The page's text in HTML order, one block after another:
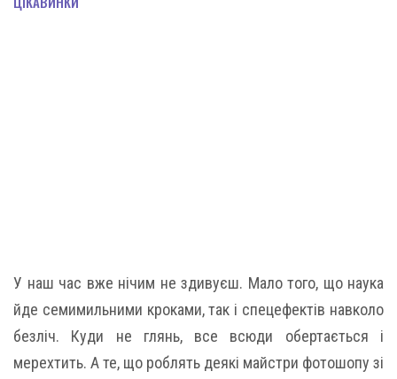
У наш час вже нічим не здивуєш. Мало того, що наука
йде семимильними кроками, так і спецефектів навколо
безліч. Куди не глянь, все всюди обертається і
мерехтить. А те, що роблять деякі майстри фотошопу зі